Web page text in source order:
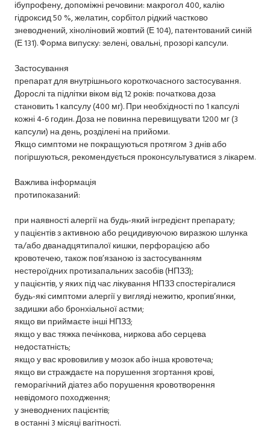
ібупрофену, допоміжні речовини: макрогол 400, калію
гідроксид 50 %, желатин, сорбітол рідкий частково
зневоднений, хіноліновий жовтий (Е 104), патентований синій
(Е 131). Форма випуску: зелені, овальні, прозорі капсули.
Застосування
препарат для внутрішнього короткочасного застосування.
Дорослі та підлітки віком від 12 років: початкова доза
становить 1 капсулу (400 мг). При необхідності по 1 капсулі
кожні 4-6 годин. Доза не повинна перевищувати 1200 мг (3
капсули) на день, розділені на прийоми.
Якщо симптоми не покращуються протягом 3 днів або
погіршуються, рекомендується проконсультуватися з лікарем.
Важлива інформація
протипоказаний:
при наявності алергії на будь-який інгредієнт препарату;
у пацієнтів з активною або рецидивуючою виразкою шлунка
та/або дванадцятипалої кишки, перфорацією або
кровотечею, також пов’язаною із застосуванням
нестероїдних протизапальних засобів (НПЗЗ);
у пацієнтів, у яких під час лікування НПЗЗ спостерігалися
будь-які симптоми алергії у вигляді нежитю, кропив’янки,
задишки або бронхіальної астми;
якщо ви приймаєте інші НПЗЗ;
якщо у вас тяжка печінкова, ниркова або серцева
недостатність;
якщо у вас крововилив у мозок або інша кровотеча;
якщо ви страждаєте на порушення згортання крові,
геморагічний діатез або порушення кровотворення
невідомого походження;
у зневоднених пацієнтів;
в останні 3 місяці вагітності.